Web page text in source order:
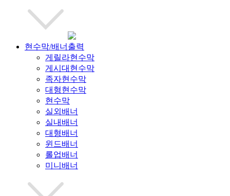
현수막/배너출력
게릴라현수막
게시대현수막
족자현수막
대형현수막
현수막
실외배너
실내배너
대형배너
윈드배너
롤업배너
미니배너